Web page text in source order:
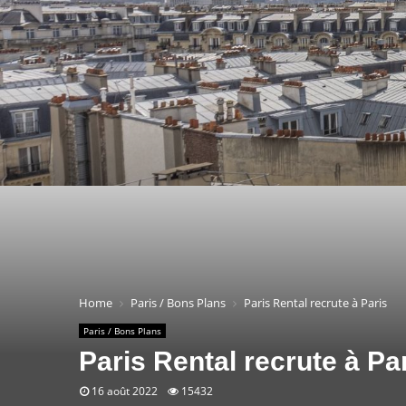
Home Paris / Bons Plans Paris Rental recrute à Paris
Paris / Bons Plans
Paris Rental recrute à
16 août 2022 15432